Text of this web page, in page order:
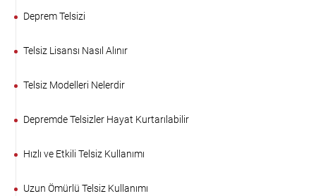
Deprem Telsizi
Telsiz Lisansı Nasıl Alınır
Telsiz Modelleri Nelerdir
Depremde Telsizler Hayat Kurtarılabilir
Hızlı ve Etkili Telsiz Kullanımı
Uzun Ömürlü Telsiz Kullanımı